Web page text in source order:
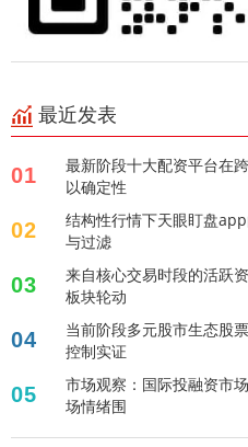
最近发表
01
最新阶段十大配资平台在
以确定性
02
结构性行情下天眼盯盘
与过滤
03
来自核心交易时段的活跃
板块轮动
04
当前阶段多元股市生态股
控制实证
05
市场观察：国际投融资市
场情绪围